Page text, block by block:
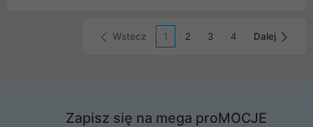
Wstecz 1 2 3 4 Dalej
Zapisz się na mega proMOCJE